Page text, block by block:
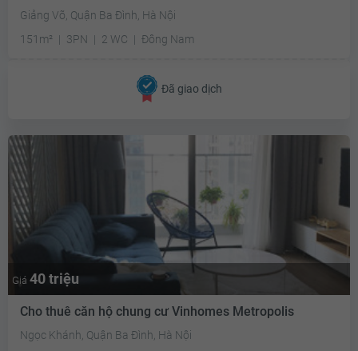
Giảng Võ, Quận Ba Đình, Hà Nội
151m²
3PN 2 WC Đông Nam
Đã giao dịch
Giá 40 triệu
Cho thuê căn hộ chung cư Vinhomes Metropolis
Ngọc Khánh, Quận Ba Đình, Hà Nội